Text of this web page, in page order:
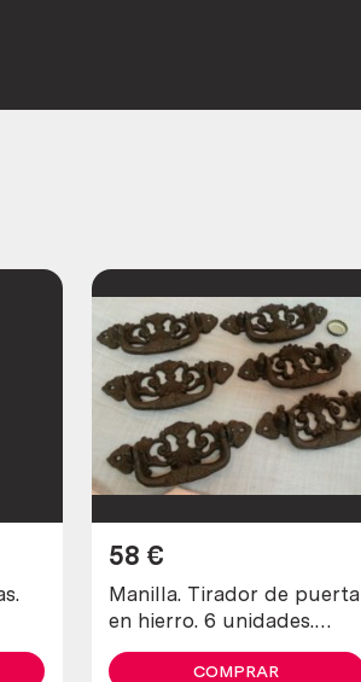
Manilla. Tirador de puerta
en hierro. 6 unidades.
Nuevos, a estrenar.
58 €
COMPRAR